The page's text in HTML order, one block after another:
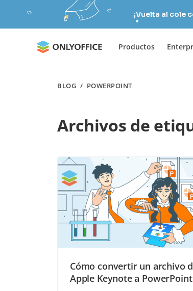
¡Vuelta al cole
Productos
BLOG / POWERPOINT
Archivos de
Cómo convertir un archivo
Apple Keynote a PowerPoint